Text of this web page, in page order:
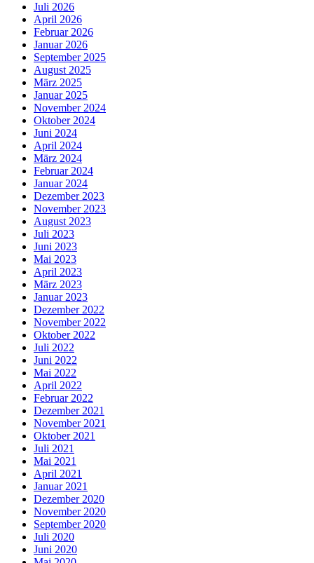
Juli 2026
April 2026
Februar 2026
Januar 2026
September 2025
August 2025
März 2025
Januar 2025
November 2024
Oktober 2024
Juni 2024
April 2024
März 2024
Februar 2024
Januar 2024
Dezember 2023
November 2023
August 2023
Juli 2023
Juni 2023
Mai 2023
April 2023
März 2023
Januar 2023
Dezember 2022
November 2022
Oktober 2022
Juli 2022
Juni 2022
Mai 2022
April 2022
Februar 2022
Dezember 2021
November 2021
Oktober 2021
Juli 2021
Mai 2021
April 2021
Januar 2021
Dezember 2020
November 2020
September 2020
Juli 2020
Juni 2020